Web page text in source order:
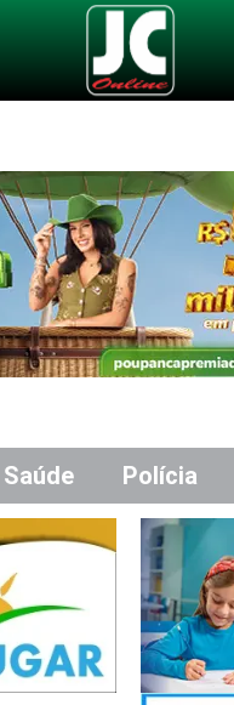
Saúde Polícia